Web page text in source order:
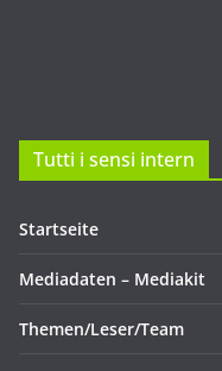
Tutti i sensi intern
Startseite
Mediadaten – Mediakit
Themen/Leser/Team